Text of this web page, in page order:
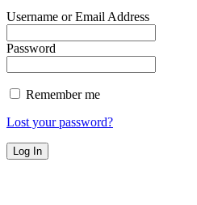
Username or Email Address
Password
Remember me
Lost your password?